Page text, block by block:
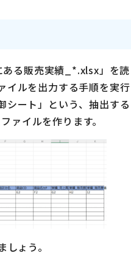
る販売実績_*.xlsx」を読
イルを出力する手順を実行
シート」という、抽出する
ァイルを作ります。
ょう。